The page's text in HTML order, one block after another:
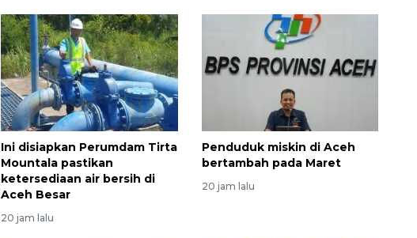
Ini disiapkan Perumdam Tirta
Mountala pastikan
ketersediaan air bersih di
Aceh Besar
20 jam lalu
Penduduk miskin di Aceh
bertambah pada Maret
20 jam lalu